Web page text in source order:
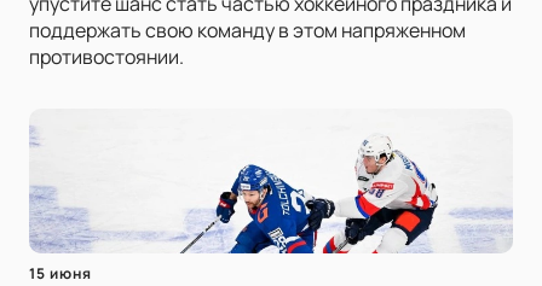
поддержать свою команду в этом напряженном
противостоянии.
15 июня